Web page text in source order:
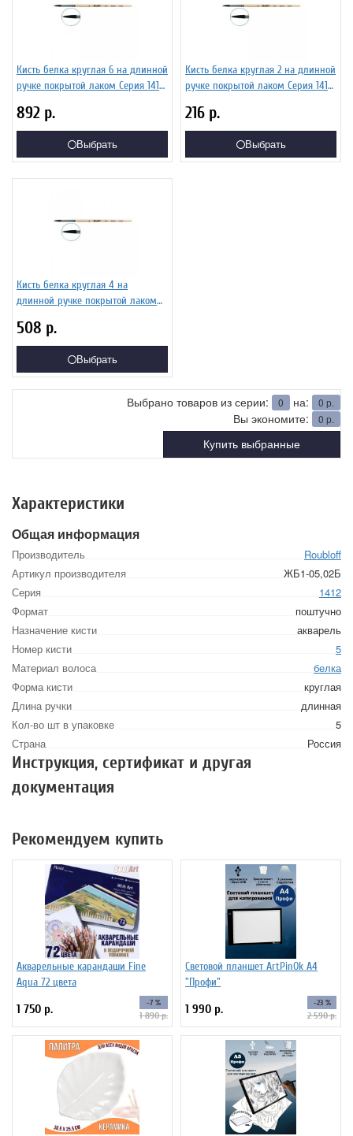
Кисть белка круглая 6 на длинной
ручке покрытой лаком Серия 1412
892 р.
Выбрать
Кисть белка круглая 2 на длинной
ручке покрытой лаком Серия 1412
216 р.
Выбрать
Кисть белка круглая 4 на
длинной ручке покрытой лаком
508 р.
Выбрать
Выбрано товаров из серии: 0 на: 0 р.
Вы экономите: 0 р.
Купить выбранные
Характеристики
Общая информация
Производитель
Roubloff
Артикул производителя
ЖБ1-05,02Б
Серия
1412
Формат
поштучно
Назначение кисти
акварель
Номер кисти
5
Материал волоса
белка
Форма кисти
круглая
Длина ручки
длинная
Кол-во шт в упаковке
5
Страна
Россия
Инструкция, сертификат и другая
документация
Рекомендуем купить
Акварельные карандаши Fine
Aqua 72 цвета
1 750 р. -7 %
1 890 р.
Световой планшет ArtPinOk А4
"Профи"
1 990 р. -23 %
2 590 р.